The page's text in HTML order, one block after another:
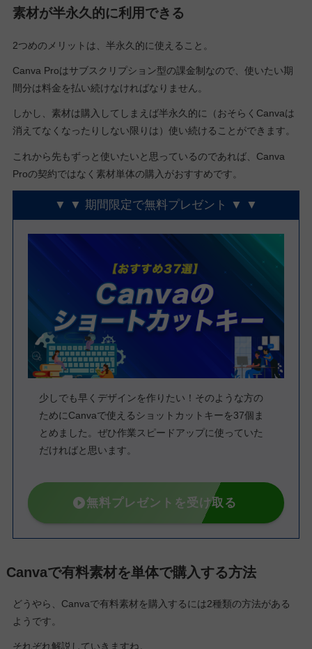
素材が半永久的に利用できる
2つめのメリットは、半永久的に使えること。
Canva Proはサブスクリプション型の課金制なので、使いたい期
間分は料金を払い続けなければなりません。
しかし、素材は購入してしまえば半永久的に（おそらくCanvaは
消えてなくなったりしない限りは）使い続けることができます。
これから先もずっと使いたいと思っているのであれば、Canva
Proの契約ではなく素材単体の購入がおすすめです。
▼ ▼ 期間限定で無料プレゼント ▼ ▼
少しでも早くデザインを作りたい！そのような方の
ためにCanvaで使えるショットカットキーを37個ま
とめました。ぜひ作業スピードアップに使っていた
だければと思います。
無料プレゼントを受け取る
Canvaで有料素材を単体で購入する方法
どうやら、Canvaで有料素材を購入するには2種類の方法がある
ようです。
それぞれ解説していきますね。